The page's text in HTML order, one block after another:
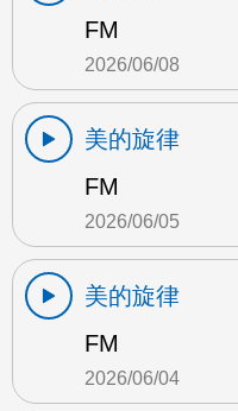
FM
2026/06/08
美的旋律
FM
2026/06/05
美的旋律
FM
2026/06/04